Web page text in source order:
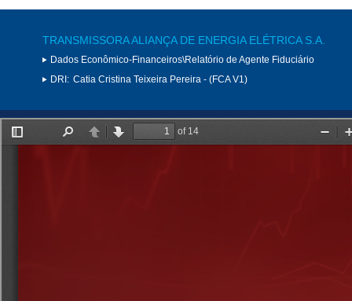
TRANSMISSORA ALIANÇA DE ENERGIA ELÉTRICA S.A.
Dados Econômico-Financeiros\Relatório de Agente Fiduciário
DRI: Catia Cristina Teixeira Pereira - (FCA V1)